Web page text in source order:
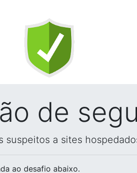
de
suspeitos a sites
ao desafio abaixo.